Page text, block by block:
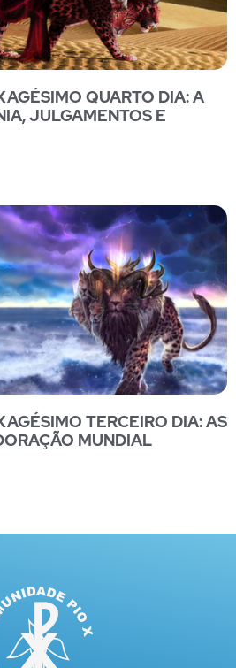
QUARTO DIA: A
JULGAMENTOS E
TERCEIRO DIA: AS
MUNDIAL